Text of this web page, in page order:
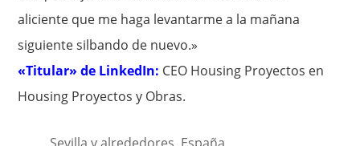
aliciente que me haga levantarme a la mañana
siguiente silbando de nuevo.»
«Titular» de LinkedIn: CEO Housing Proyectos en
Housing Proyectos y Obras.